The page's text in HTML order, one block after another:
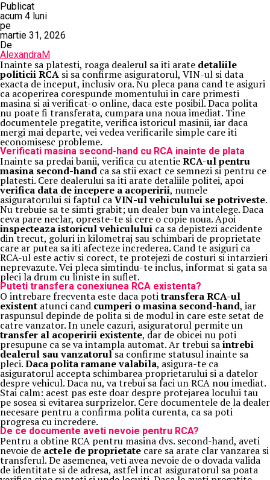
Publicat
acum 4 luni
pe
martie 31, 2026
De
AlexandraM
Inainte sa platesti, roaga dealerul sa iti arate detaliile
politicii RCA si sa confirme asiguratorul, VIN-ul si data
exacta de inceput, inclusiv ora. Nu pleca pana cand te asiguri
ca acoperirea corespunde momentului in care primesti
masina si ai verificat-o online, daca este posibil. Daca polita
nu poate fi transferata, cumpara una noua imediat. Tine
documentele pregatite, verifica istoricul masinii, iar daca
mergi mai departe, vei vedea verificarile simple care iti
economisesc probleme.
Verificati masina second-hand cu RCA inainte de plata
Inainte sa predai banii, verifica cu atentieRCA-ul pentru
masina second-handca sa stii exact ce semnezi si pentru ce
platesti. Cere dealerului sa iti arate detaliile politei, apoi
verifica data de incepere a acoperirii, numele
asiguratorului si faptul caVIN-ul vehiculului se potriveste.
Nu trebuie sa te simti grabit; un dealer bun va intelege. Daca
ceva pare neclar, opreste-te si cere o copie noua. Apoi
inspecteaza istoricul vehiculului ca sa depistezi accidente
din trecut, goluri in kilometraj sau schimbari de proprietate
care ar putea sa iti afecteze increderea. Cand te asiguri ca
RCA-ul este activ si corect, te protejezi de costuri si intarzieri
neprevazute. Vei pleca simtindu-te inclus, informat si gata sa
pleci la drum cu liniste in suflet.
Puteti transfera conexiunea RCA existenta?
O intrebare frecventa este daca potitransfera RCA-ul
existent atunci cand cumperi o masina second-hand, iar
raspunsul depinde de polita si de modul in care este setat de
catre vanzator. In unele cazuri, asiguratorul permite un
transfer al acoperirii existente, dar de obicei nu poti
presupune ca se va intampla automat. Ar trebui saintrebi
dealerul sau vanzatorulsa confirme statusul inainte sa
pleci.Daca polita ramane valabila, asigura-te ca
asiguratorul accepta schimbarea proprietarului si a datelor
despre vehicul. Daca nu, va trebui sa faci un RCA nou imediat.
Stai calm: acest pas este doar despre protejarea locului tau
pe sosea si evitarea surprizelor. Cere documentele de la dealer
necesare pentru a confirma polita curenta, ca sa poti
progresa cu incredere.
De ce documente aveti nevoie pentru RCA?
Pentru a obtine RCA pentru masina dvs. second-hand, aveti
nevoie de actele de proprietate care sa arate clar vanzarea si
transferul. De asemenea, veti avea nevoie de o dovada valida
de identitate si de adresa, astfel incat asiguratorul sa poata